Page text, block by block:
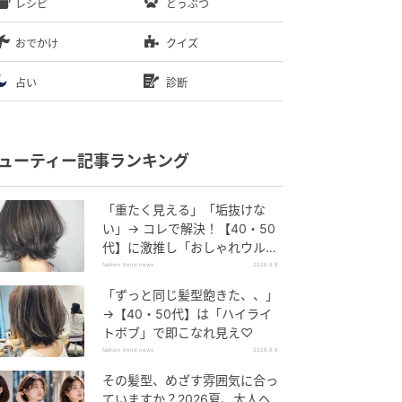
レシピ どうぶつ
おでかけ クイズ
占い 診断
ーティー記事ランキング
「重たく見える」「垢抜けな
い」→ コレで解決！【40・50
代】に激推し「おしゃれウル
フ」
fashion trend news 2026.8.6
「ずっと同じ髪型飽きた、、」
→【40・50代】は「ハイライ
トボブ」で即こなれ見え♡
fashion trend news 2026.8.6
その髪型、めざす雰囲気に合っ
ていますか？2026夏、大人ヘ